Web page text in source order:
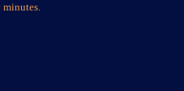
minutes.